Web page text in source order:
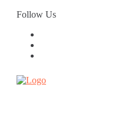
Skip
Follow Us